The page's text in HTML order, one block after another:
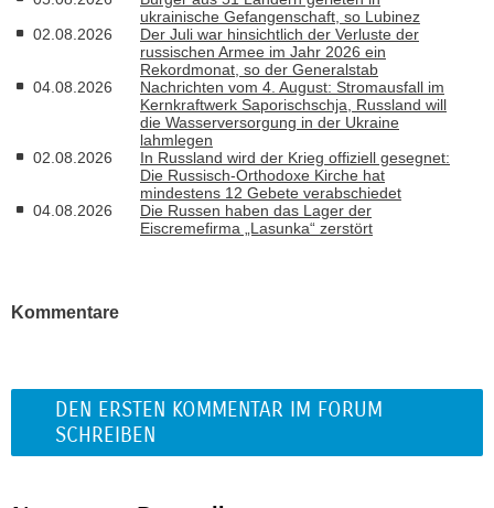
ukrainische Gefangenschaft, so Lubinez
02.08.2026
Der Juli war hinsichtlich der Verluste der
russischen Armee im Jahr 2026 ein
Rekordmonat, so der Generalstab
04.08.2026
Nachrichten vom 4. August: Stromausfall im
Kernkraftwerk Saporischschja, Russland will
die Wasserversorgung in der Ukraine
lahmlegen
02.08.2026
In Russland wird der Krieg offiziell gesegnet:
Die Russisch-Orthodoxe Kirche hat
mindestens 12 Gebete verabschiedet
04.08.2026
Die Russen haben das Lager der
Eiscremefirma „Lasunka“ zerstört
Kommentare
DEN ERSTEN KOMMENTAR IM FORUM
SCHREIBEN